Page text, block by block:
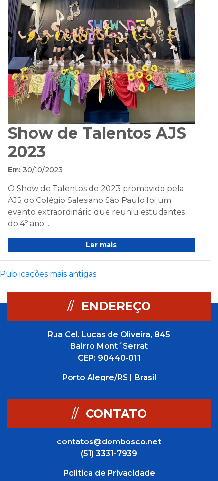
Show de Talentos AJS
2023
Em: 30/10/2023
O Show de Talentos de 2023 promovido pela
AJS do Colégio Salesiano São Paulo foi um
evento extraordinário que reuniu estudantes
do 4º ano ...
Ler mais
Navegação
por
Publicações mais antigas
// ENDEREÇO
Rua Cel. Lucas de Oliveira, 845
Bairro Mont´Serrat
CEP: 90440-011
Porto Alegre/RS | Brasil
// CONTATO
contatos@dombosco.net
(51) 3331-7939
Politica de Privacidade